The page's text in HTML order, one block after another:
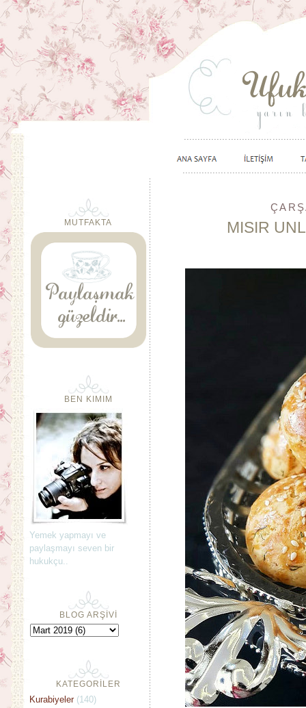
MISIR
MUTFAKTA
BEN KIMIM
Yemek yapmayı ve
paylaşmayı seven bir
hukukçu..
BLOG ARŞİVİ
KATEGORİLER
Kurabiyeler (140)